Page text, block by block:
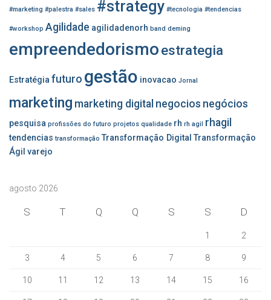
#marketing #palestra #sales #strategy #tecnologia #tendencias
#workshop Agilidade agilidadenorh band deming
empreendedorismoestrategia
Estratégiafuturo gestão inovacao Jornal
marketing marketing digital negocios negócios
pesquisa profissões do futuro projetos qualidade rh rh agil rhagil
tendencias transformação Transformação Digital Transformação
Ágil varejo
agosto 2026
S T Q Q S S D
1 2
3 4 5 6 7 8 9
10 11 12 13 14 15 16